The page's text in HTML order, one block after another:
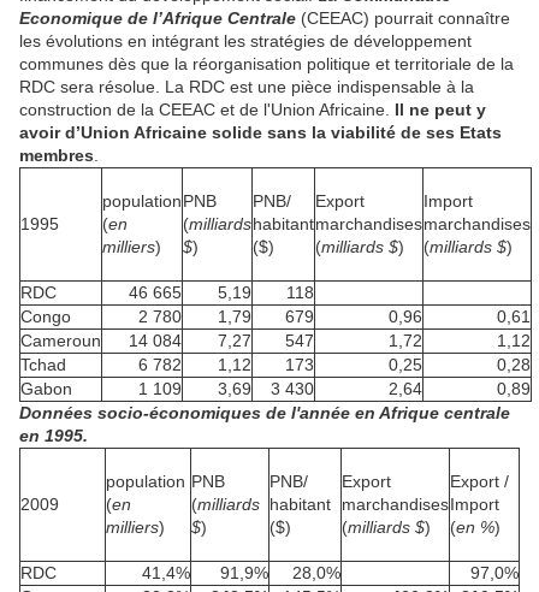
Economique de l’Afrique Centrale (CEEAC) pourrait connaître
les évolutions en intégrant les stratégies de développement
communes dès que la réorganisation politique et territoriale de la
RDC sera résolue. La RDC est une pièce indispensable à la
construction de la CEEAC et de l'Union Africaine. Il ne peut y
avoir d’Union Africaine solide sans la viabilité de ses Etats
membres
1995
population
(en
milliers)
PNB
(milliards
$)
PNB/
habitant
($)
Export
marchandises
(milliards $)
Import
marchandises
(milliards $)
RDC 46 665 5,19
118
Congo
2 780 1,79 679 0,96
0,61
Cameroun
14 084 7,27 547 1,72
1,12
Tchad
6 782 1,12 173 0,25
0,28
Gabon
1 109 3,69 3 430 2,64
0,89
Données socio-économiques de l'année en Afrique centrale
en 1995.
2009
population
(en
milliers)
PNB
(milliards
$)
PNB/
habitant
($)
Export
marchandises
(milliards $)
Export /
Import
(en %)
RDC 41,4% 91,9% 28,0%
97,0%